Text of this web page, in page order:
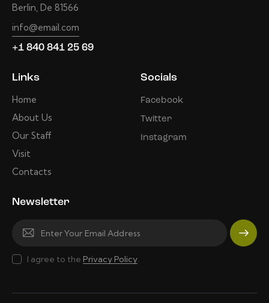
Berlin, De 81566
info@email.com
+1 840 841 25 69
Links
Home
About Us
Our Staff
Visit
Contacts
Socials
Facebook
Twitter
Instagram
Newsletter
Subscri
I agree to the Privacy Policy.